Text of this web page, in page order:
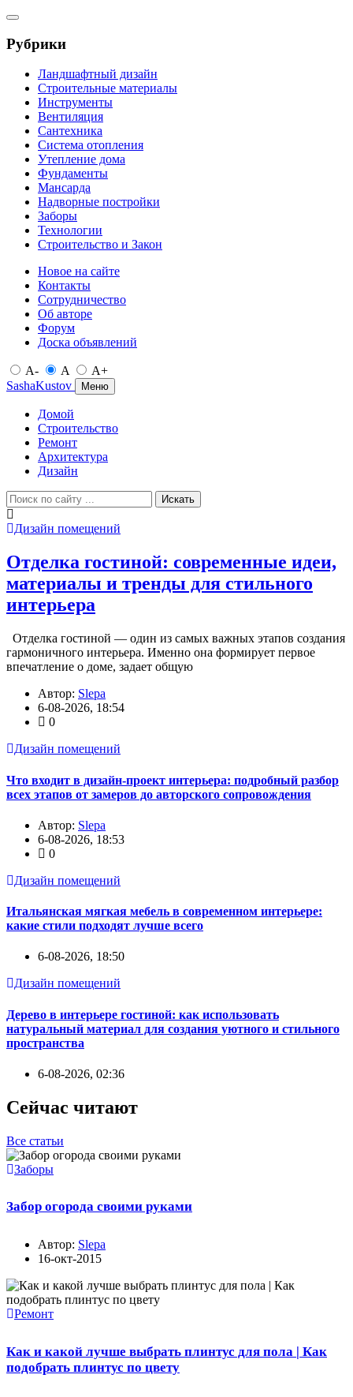
Рубрики
Ландшафтный дизайн
Строительные материалы
Инструменты
Вентиляция
Сантехника
Система отопления
Утепление дома
Фундаменты
Мансарда
Надворные постройки
Заборы
Технологии
Строительство и Закон
Новое на сайте
Контакты
Сотрудничество
Об авторе
Форум
Доска объявлений
A- A
A+
SashaKustov
Меню
Домой
Строительство
Ремонт
Архитектура
Дизайн
Искать
Дизайн помещений
Отделка гостиной: современные идеи,
материалы и тренды для стильного
интерьера
Отделка гостиной — один из самых важных этапов создания
гармоничного интерьера. Именно она формирует первое
впечатление о доме, задает общую
Автор: Slepa
6-08-2026, 18:54
0
Дизайн помещений
Что входит в дизайн-проект интерьера: подробный разбор
всех этапов от замеров до авторского сопровождения
Автор: Slepa
6-08-2026, 18:53
0
Дизайн помещений
Итальянская мягкая мебель в современном интерьере:
какие стили подходят лучше всего
6-08-2026, 18:50
Дизайн помещений
Дерево в интерьере гостиной: как использовать
натуральный материал для создания уютного и стильного
пространства
6-08-2026, 02:36
Сейчас читают
Все статьи
Заборы
Забор огорода своими руками
Автор: Slepa
16-окт-2015
Ремонт
Как и какой лучше выбрать плинтус для пола | Как
подобрать плинтус по цвету